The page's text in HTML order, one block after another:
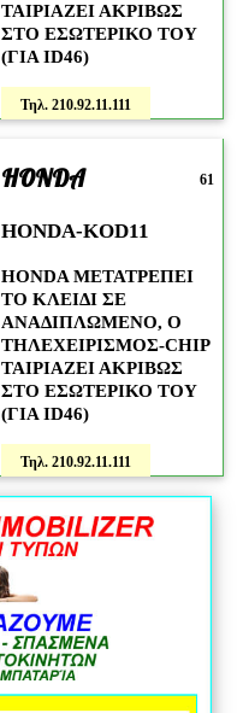
ΤΑΙΡΙΑΖΕΙ ΑΚΡΙΒΩΣ
ΣΤΟ ΕΣΩΤΕΡΙΚΟ ΤΟΥ
(ΓΙΑ ID46)
Τηλ. 210.92.11.111
HONDA
HONDA-KOD11
HONDA ΜΕΤΑΤΡΕΠΕΙ
ΤΟ ΚΛΕΙΔΙ ΣΕ
ΑΝΑΔΙΠΛΩΜΕΝΟ, Ο
ΤΗΛΕΧΕΙΡΙΣΜΟΣ-CHIP
ΤΑΙΡΙΑΖΕΙ ΑΚΡΙΒΩΣ
ΣΤΟ ΕΣΩΤΕΡΙΚΟ ΤΟΥ
(ΓΙΑ ID46)
Τηλ. 210.92.11.111
61